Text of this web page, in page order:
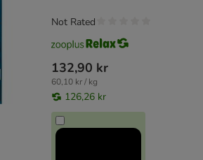
132,90 kr
60,10 kr / kg
126,26 kr
Not Rated